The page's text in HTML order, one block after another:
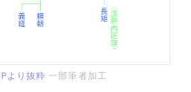
より抜粋 一部筆者加工